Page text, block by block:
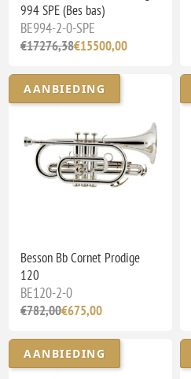
994 SPE (Bes bas)
BE994-2-0-SPE
€17276,38€15500,00
AANBIEDING
Besson Bb Cornet Prodige
120
BE120-2-0
€782,00€675,00
AANBIEDING